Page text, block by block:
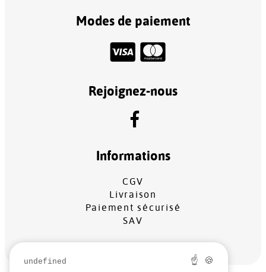
Modes de paiement
Rejoignez-nous
Informations
CGV
Livraison
Paiement sécurisé
SAV
undefined ☝ 🍪